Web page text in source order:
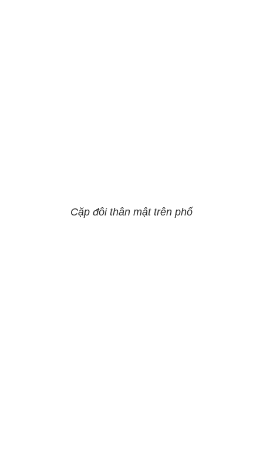
Cặp đôi thân mật trên phố